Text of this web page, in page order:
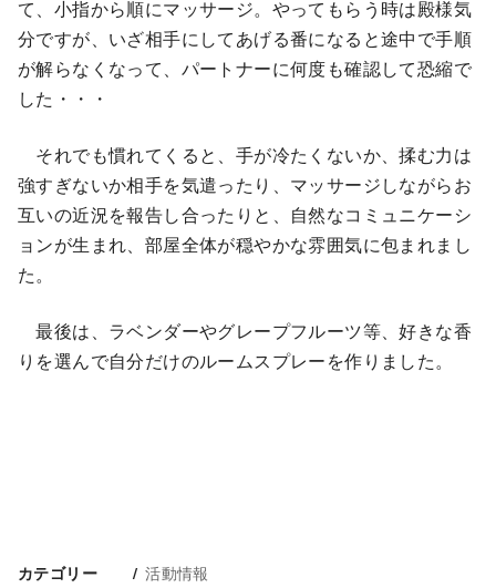
て、小指から順にマッサージ。やってもらう時は殿様気
分ですが、いざ相手にしてあげる番になると途中で手順
が解らなくなって、パートナーに何度も確認して恐縮で
した・・・
それでも慣れてくると、手が冷たくないか、揉む力は
強すぎないか相手を気遣ったり、マッサージしながらお
互いの近況を報告し合ったりと、自然なコミュニケーシ
ョンが生まれ、部屋全体が穏やかな雰囲気に包まれまし
た。
最後は、ラベンダーやグレープフルーツ等、好きな香
りを選んで自分だけのルームスプレーを作りました。
カテゴリー 活動情報